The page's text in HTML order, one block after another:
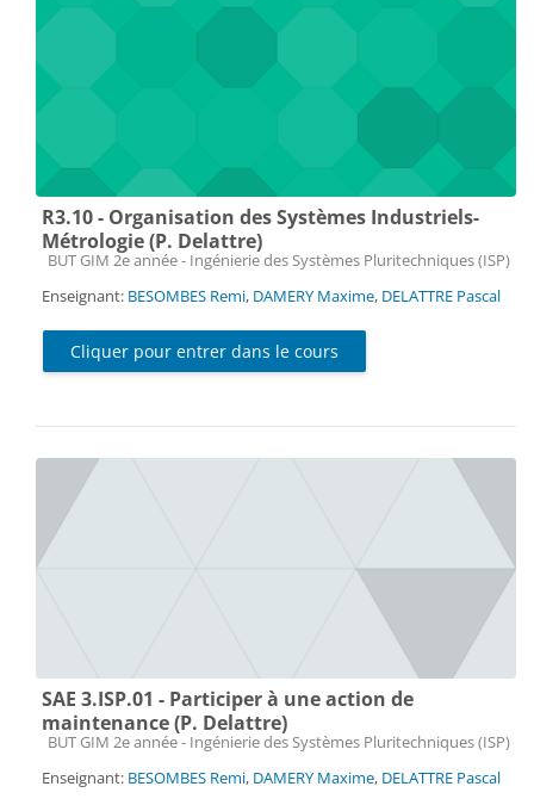
R3.10 - Organisation des Systèmes Industriels-
Métrologie (P. Delattre)
Catégorie de cours
BUT GIM 2e année - Ingénierie des Systèmes Pluritechniques (ISP)
Enseignant: BESOMBES Remi, DAMERY Maxime, DELATTRE Pascal
Cliquer pour entrer dans le cours
SAE 3.ISP.01 - Participer à une action de
maintenance (P. Delattre)
Catégorie de cours
BUT GIM 2e année - Ingénierie des Systèmes Pluritechniques (ISP)
Enseignant: BESOMBES Remi, DAMERY Maxime, DELATTRE Pascal